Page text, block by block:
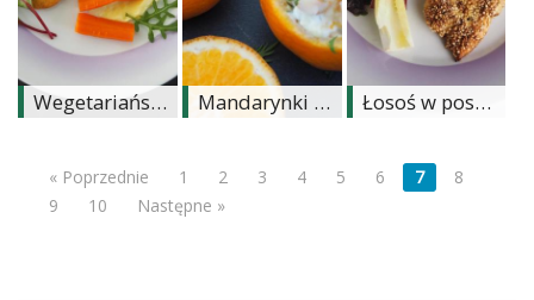
Dodaj
«
Dodaj
Dodaj
Dodaj
Najlepsze
Wegetariańskie placuszki z tofu Mandarynki nadziewane krewetkami i serkiem kremowym Łosoś w posypce z quinoa
« Poprzednie 1 2 3 4 5 6 7
8
9
10 Następne »